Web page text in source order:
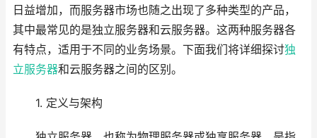
日益增加，而服务器市场也随之出现了多种类型的产品，
其中最常见的是独立服务器和云服务器。这两种服务器各
有特点，适用于不同的业务场景。下面我们将详细探讨独
立服务器和云服务器之间的区别。
1. 定义与架构